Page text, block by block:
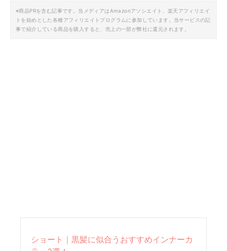
※商品PRを含む記事です。当メディアはAmazonアソシエイト、楽天アフィリエイ
トを始めとした各種アフィリエイトプログラムに参加しています。当サービスの記
事で紹介している商品を購入すると、売上の一部が弊社に還元されます。
ショート｜黒髪に似合うおすすめインナーカ